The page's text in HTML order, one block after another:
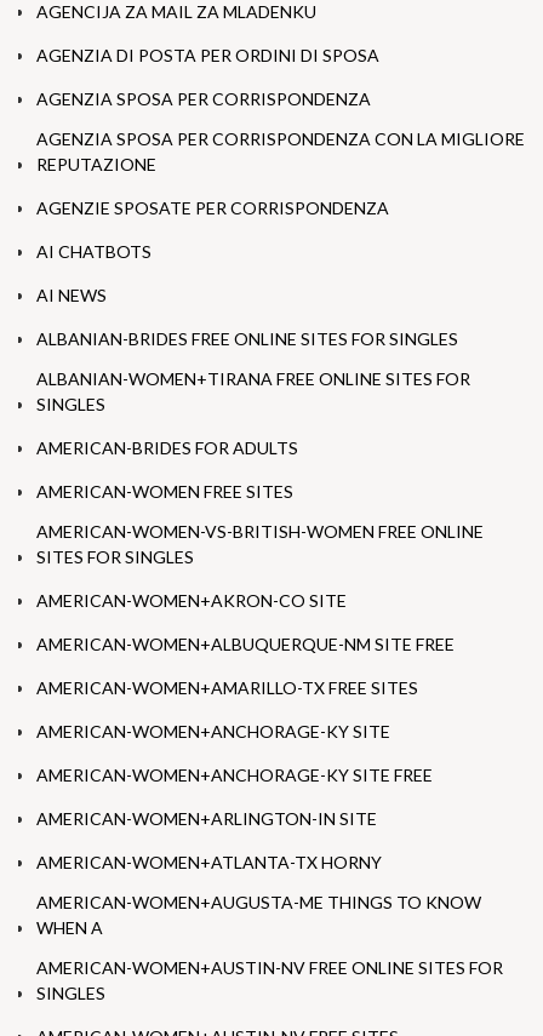
AGENCIJA ZA MAIL ZA MLADENKU
AGENZIA DI POSTA PER ORDINI DI SPOSA
AGENZIA SPOSA PER CORRISPONDENZA
AGENZIA SPOSA PER CORRISPONDENZA CON LA MIGLIORE
REPUTAZIONE
AGENZIE SPOSATE PER CORRISPONDENZA
AI CHATBOTS
AI NEWS
ALBANIAN-BRIDES FREE ONLINE SITES FOR SINGLES
ALBANIAN-WOMEN+TIRANA FREE ONLINE SITES FOR
SINGLES
AMERICAN-BRIDES FOR ADULTS
AMERICAN-WOMEN FREE SITES
AMERICAN-WOMEN-VS-BRITISH-WOMEN FREE ONLINE
SITES FOR SINGLES
AMERICAN-WOMEN+AKRON-CO SITE
AMERICAN-WOMEN+ALBUQUERQUE-NM SITE FREE
AMERICAN-WOMEN+AMARILLO-TX FREE SITES
AMERICAN-WOMEN+ANCHORAGE-KY SITE
AMERICAN-WOMEN+ANCHORAGE-KY SITE FREE
AMERICAN-WOMEN+ARLINGTON-IN SITE
AMERICAN-WOMEN+ATLANTA-TX HORNY
AMERICAN-WOMEN+AUGUSTA-ME THINGS TO KNOW
WHEN A
AMERICAN-WOMEN+AUSTIN-NV FREE ONLINE SITES FOR
SINGLES